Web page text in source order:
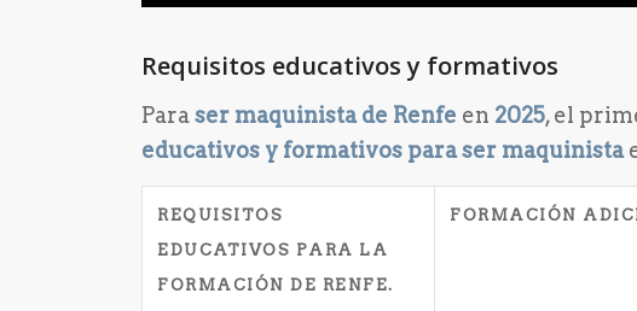
Requisitos educativos y formativos
Paraser maquinista de Renfe en 2025, el
educativos y formativos para ser maquinista
REQUISITOS
EDUCATIVOS PARA LA
FORMACIÓN DE RENFE.
FORMACIÓN